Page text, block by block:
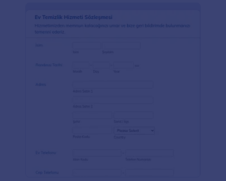
edebilirsiniz. Form yanıtlarını aldığınızda müşterilere
Randevu Onayı e-postaları göndermek için ücretsiz
e-posta onay hizmetimizi kullanabilirsiniz.